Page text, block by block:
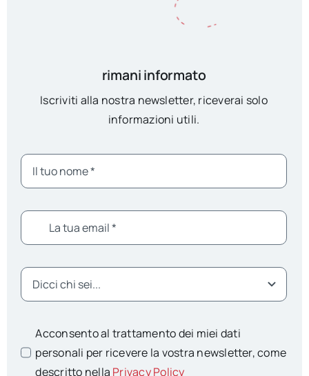
rimani informato
Iscriviti alla nostra newsletter, riceverai solo
informazioni utili.
Acconsento al trattamento dei miei dati
personali per ricevere la vostra newsletter, come
descritto nella Privacy Policy